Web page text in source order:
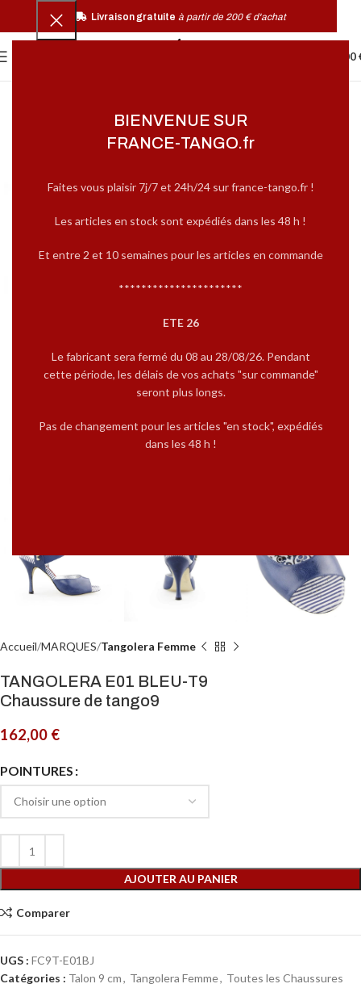
BIENVENUE SUR
FRANCE-TANGO.fr
Faites vous plaisir 7j/7 et 24h/24 sur france-tango.fr !
Les articles en stock sont expédiés dans les 48 h !
Et entre 2 et 10 semaines pour les articles en commande
**********************
ETE 26
Le fabricant sera fermé du 08 au 28/08/26. Pendant
cette période, les délais de vos achats "sur commande"
seront plus longs.
Pas de changement pour les articles "en stock", expédiés
dans les 48 h !
0,00
Accueil MARQUES Tangolera Femme
TANGOLERA E01 BLEU-T9
Chaussure de tango9
162,00 €
POINTURES
AJOUTER AU PANIER
Comparer
UGS : FC9T-E01BJ
Catégories : Talon 9 cm, Tangolera Femme, Toutes les Chaussures
Livraison gratuite à partir de 200 € d'achat